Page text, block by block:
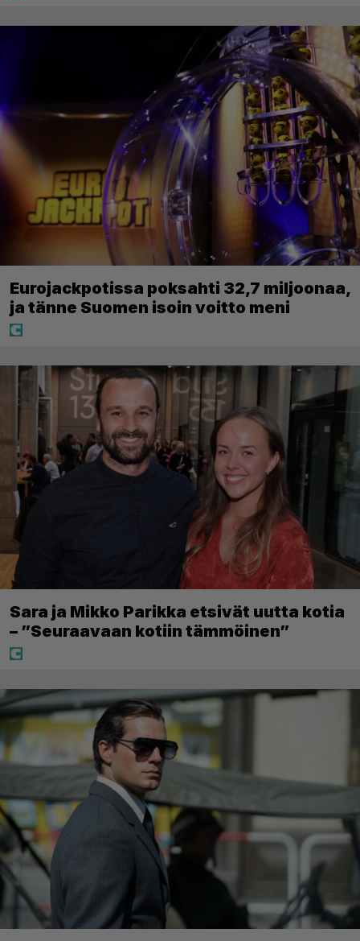
Eurojackpotissa poksahti 32,7 miljoonaa,
ja tänne Suomen isoin voitto meni
Sara ja Mikko Parikka etsivät uutta kotia
– ”Seuraavaan kotiin tämmöinen”